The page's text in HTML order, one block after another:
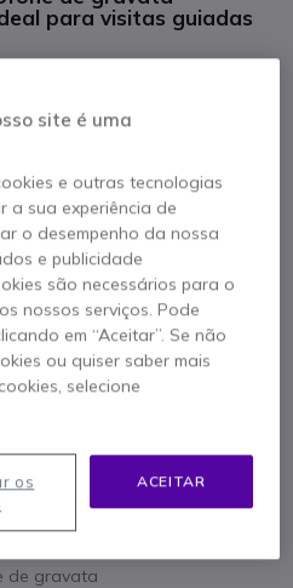
para visitas guiadas
AO CARRINHO
EM 4 HORAS
Entrega:24/48 h
de gravata
site é uma
e outras tecnologias
a sua experiência de
o desempenho da nossa
e publicidade
são necessários para o
nossos serviços. Pode
em “Aceitar”. Se não
ou quiser saber mais
selecione
ACEITAR
os